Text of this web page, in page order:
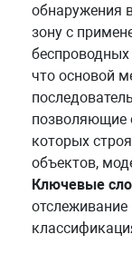
обнаружения
зону с
что основой
позволяющие
которых
объектов,
Ключевые
отслеживание